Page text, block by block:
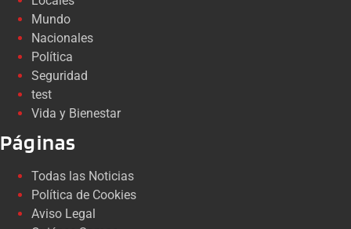
Mundo
Nacionales
Política
Seguridad
test
Vida y Bienestar
Páginas
Todas las Noticias
Política de Cookies
Aviso Legal